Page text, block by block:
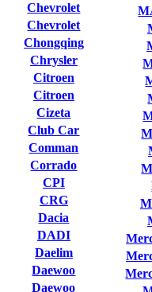
Chevrolet
Chevrolet
Chongqing
Chrysler
Citroen
Citroen
Cizeta
Club Сar
Comman
Corrado
CPI
CRG
Dacia
DADI
Daelim
Daewoo
Daewoo